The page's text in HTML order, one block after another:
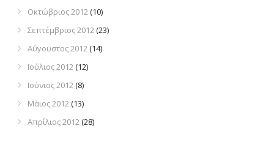
Οκτώβριος 2012(10)
Σεπτέμβριος 2012(23)
Αύγουστος 2012(14)
Ιούλιος 2012(12)
Ιούνιος 2012(8)
Μάιος 2012(13)
Απρίλιος 2012(28)